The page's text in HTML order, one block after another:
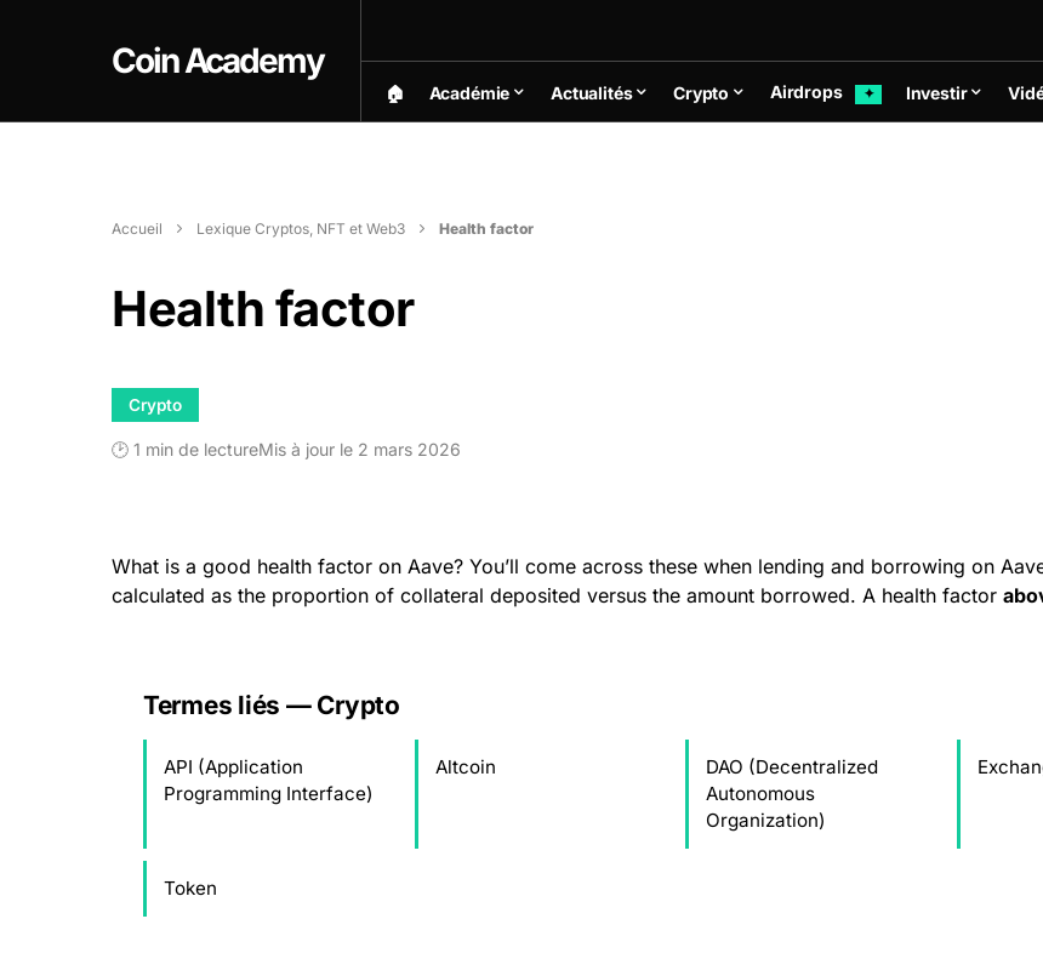
Coin Academy
🏠︎ Académie Actualités Crypto Airdrops ✦ Investir
Accueil Lexique Cryptos, NFT et Web3 Health factor
Health factor
Crypto
🕑 1 min de lectureMis à jour le 2 mars 2026
What is a good health factor on Aave? You’ll come across these when lending and borrowing on
calculated as the proportion of collateral deposited versus the amount borrowed. A health factor
Termes liés — Crypto
API (Application
Programming Interface)
Altcoin
DAO (Decentralized
Autonomous
Organization)
Token